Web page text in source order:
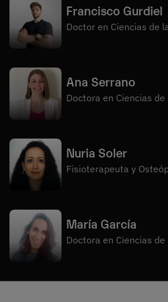
Francisco Gurdiel
Doctor en Ciencias de
Ana Serrano
Doctora en Ciencias de
Nuria Soler
Fisioterapeuta y
María García
Doctora en Ciencias de